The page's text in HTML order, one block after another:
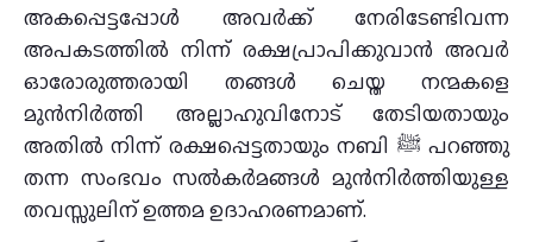
അകപ്പെട്ടപ്പോള്‍ അവര്‍ക്ക് നേരിടേണ്ടിവന്ന
അപകടത്തില്‍ നിന്ന് രക്ഷപ്രാപിക്കുവാന്‍ അവര്‍
ഓരോരുത്തരായി തങ്ങള്‍ ചെയ്ത നന്മകളെ
മുന്‍നിര്‍ത്തി അല്ലാഹുവിനോട് തേടിയതായും
അതില്‍ നിന്ന് രക്ഷപ്പെട്ടതായും നബി ﷺ പറഞ്ഞു
തന്ന സംഭവം സല്‍കര്‍മങ്ങള്‍ മുന്‍നിര്‍ത്തിയുള്ള
തവസ്സുലിന് ഉത്തമ ഉദാഹരണമാണ്.